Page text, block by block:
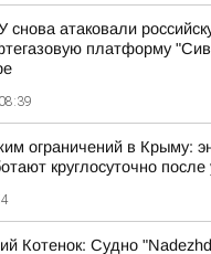
снова атаковали
платформу
08:39
ограничений в Крыму:
круглосуточно после
Котенок: Судно